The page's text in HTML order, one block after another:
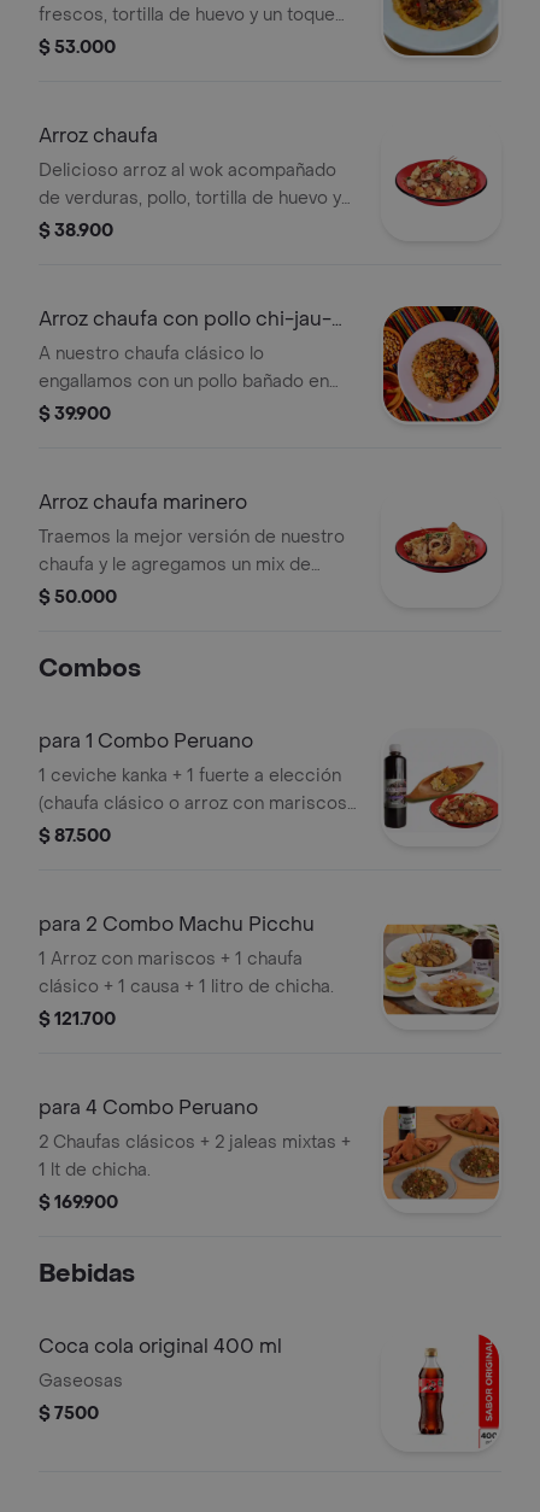
frescos, tortilla de huevo y un toque
de salsa de soya. Acompañado de
$ 53.000
Arroz chaufa
Delicioso arroz al wok acompañado
de verduras, pollo, tortilla de huevo y
soya peruana.
$ 38.900
Arroz chaufa con pollo chi-jau-
kay
A nuestro chaufa clásico lo
engallamos con un pollo bañado en
salsa de ostión. un clásico de la
$ 39.900
Arroz chaufa marinero
Traemos la mejor versión de nuestro
chaufa y le agregamos un mix de
mariscos y pescado apanado. .
$ 50.000
Combos
para 1 Combo Peruano
1 ceviche kanka + 1 fuerte a elección
(chaufa clásico o arroz con mariscos)
+ 500 ml de chicha.
$ 87.500
para 2 Combo Machu Picchu
1 Arroz con mariscos + 1 chaufa
clásico + 1 causa + 1 litro de chicha.
$ 121.700
para 4 Combo Peruano
2 Chaufas clásicos + 2 jaleas mixtas +
1 lt de chicha.
$ 169.900
Bebidas
Coca cola original 400 ml
Gaseosas
$ 7500